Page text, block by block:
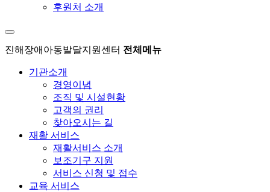
후원처 소개
진해장애아동발달지원센터 전체메뉴
기관소개
경영이념
조직 및 시설현황
고객의 권리
찾아오시는 길
재활 서비스
재활서비스 소개
보조기구 지원
서비스 신청 및 접수
교육 서비스